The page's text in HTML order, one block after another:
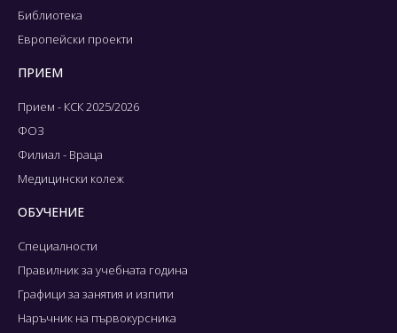
Библиотека
Европейски проекти
ПРИЕМ
Прием - КСК 2025/2026
ФОЗ
Филиал - Враца
Медицински колеж
ОБУЧЕНИЕ
Специалности
Правилник за учебната година
Графици за занятия и изпити
Наръчник на първокурсника